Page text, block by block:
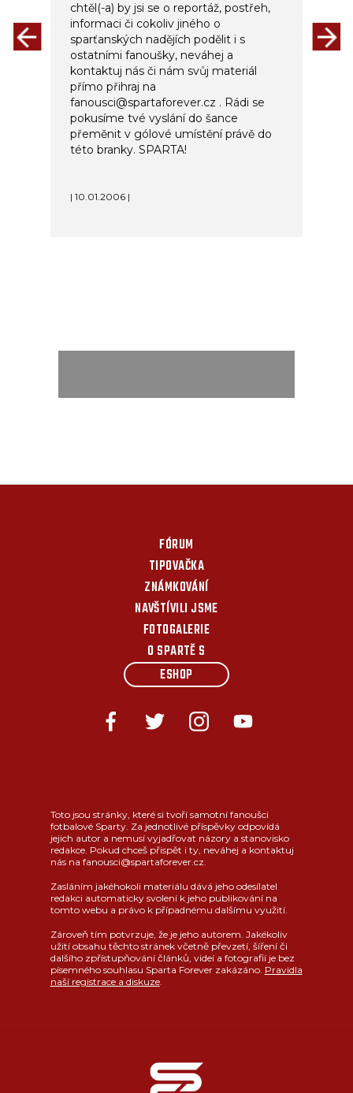
chtěl(-a) by jsi se o reportáž, postřeh,
informaci či cokoliv jiného o
sparťanských nadějích podělit i s
ostatními fanoušky, neváhej a
kontaktuj nás či nám svůj materiál
přímo přihraj na
fanousci@spartaforever.cz . Rádi se
pokusíme tvé vyslání do šance
přeměnit v gólové umístění právě do
této branky. SPARTA!
| 10.01.2006 |
FÓRUM
TIPOVAČKA
ZNÁMKOVÁNÍ
NAVŠTÍVILI JSME
FOTOGALERIE
O SPARTĚ S
ESHOP
Toto jsou stránky, které si tvoří samotní fanoušci
fotbalové Sparty. Za jednotlivé příspěvky odpovídá
jejich autor a nemusí vyjadřovat názory a stanovisko
redakce. Pokud chceš přispět i ty, neváhej a kontaktuj
nás na fanousci@spartaforever.cz.
Zasláním jakéhokoli materiálu dává jeho odesílatel
redakci automaticky svolení k jeho publikování na
tomto webu a právo k případnému dalšímu využití.
Zároveň tím potvrzuje, že je jeho autorem. Jakékoliv
užití obsahu těchto stránek včetně převzetí, šíření či
dalšího zpřístupňování článků, videí a fotografií je bez
písemného souhlasu Sparta Forever zakázáno. Pravidla
naší registrace a diskuze.